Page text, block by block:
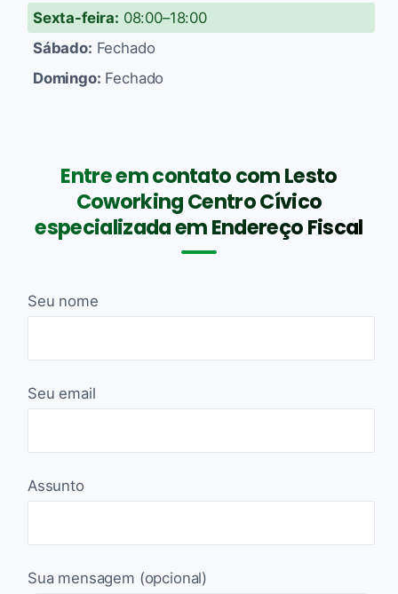
Sexta-feira: 08:00–18:00
Sábado: Fechado
Domingo: Fechado
Entre em contato com Lesto
Coworking Centro Cívico
especializada em Endereço Fiscal
Seu nome
Seu email
Assunto
Sua mensagem (opcional)